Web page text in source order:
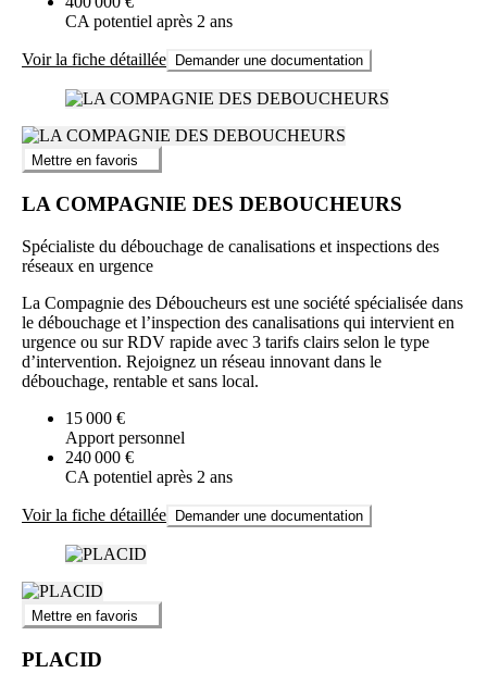
CA potentiel après 2 ans
Voir la fiche détaillée Demander une documentation
Mettre en favoris
LA COMPAGNIE DES DEBOUCHEURS
Spécialiste du débouchage de canalisations et inspections des
réseaux en urgence
La Compagnie des Déboucheurs est une société spécialisée dans
le débouchage et l’inspection des canalisations qui intervient en
urgence ou sur RDV rapide avec 3 tarifs clairs selon le type
d’intervention. Rejoignez un réseau innovant dans le
débouchage, rentable et sans local.
15 000 €
Apport personnel
240 000 €
CA potentiel après 2 ans
Voir la fiche détaillée Demander une documentation
Mettre en favoris
PLACID